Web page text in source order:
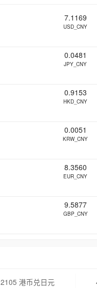
7.1169
USD_CNY
0.0481
JPY_CNY
0.9153
HKD_CNY
0.0051
KRW_CNY
8.3560
EUR_CNY
9.5877
GBP_CNY
2105 港币兑日元